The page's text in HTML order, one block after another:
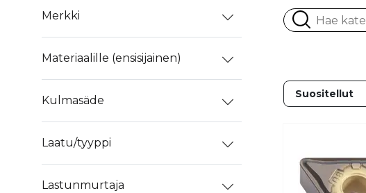
Merkki
Materiaalille (ensisijainen)
Kulmasäde
Laatu/tyyppi
Lastunmurtaja